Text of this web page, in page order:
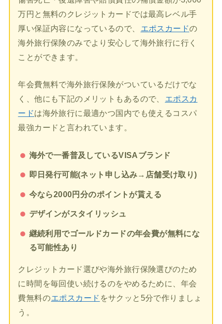
万円と無料のクレジットカードでは最高レベル手
厚い保証内容になっているので、
エポスカードの
海外旅行保険のみでより安心して海外旅行に行く
ことができます。
年会費無料で海外旅行保険がついているだけでな
く、他にも下記のメリットもあるので、
エポスカ
ードは海外旅行に最適かつ国内でも使えるコスパ
最強カードと言われています。
海外で一番普及しているVISAブランド
即日発行可能(ネット申し込み→店舗受け取り)
今なら2000円分のポイントが貰える
デザインがスタイリッシュ
継続利用でゴールドカードの年会費が無料にな
る可能性あり
クレジットカード選びや海外旅行保険選びのため
に時間を毎回使い続けるのをやめるために、年会
費無料のエポスカード をサクッと5分で作りましょ
う。